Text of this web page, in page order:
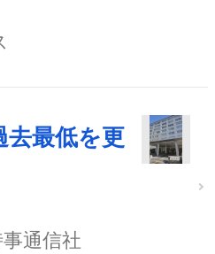
去最低を更
事通信社